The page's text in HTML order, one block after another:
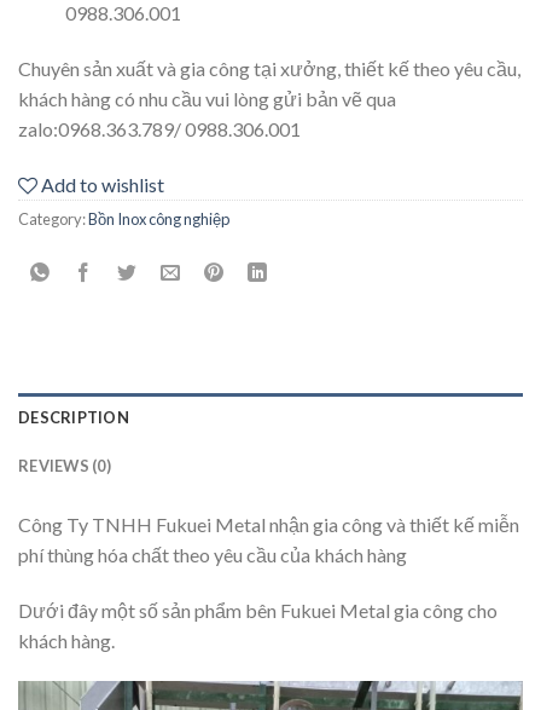
0988.306.001
Chuyên sản xuất và gia công tại xưởng, thiết kế theo yêu cầu,
khách hàng có nhu cầu vui lòng gửi bản vẽ qua
zalo:0968.363.789/0988.306.001
Add to wishlist
Category:Bồn Inox công nghiệp
DESCRIPTION
REVIEWS (0)
Công Ty TNHH Fukuei Metal nhận gia công và thiết kế miễn
phí thùng hóa chất theo yêu cầu của khách hàng
Dưới đây một số sản phẩm bên Fukuei Metal gia công cho
khách hàng.